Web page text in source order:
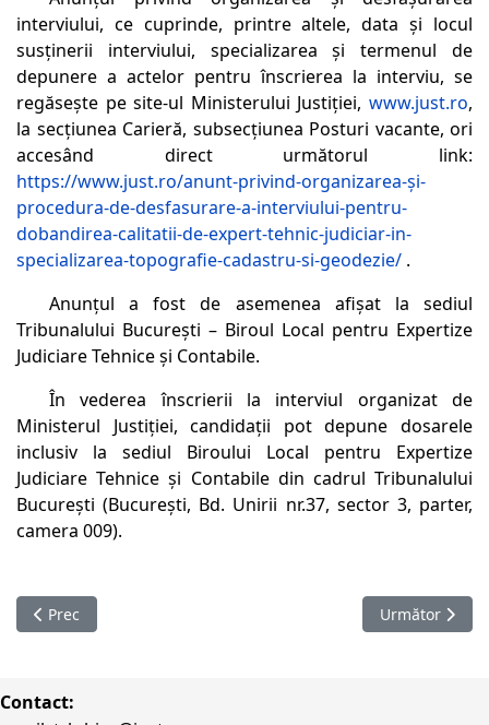
interviului, ce cuprinde, printre altele, data şi locul
susţinerii interviului, specializarea și termenul de
depunere a actelor pentru înscrierea la interviu, se
regăsește pe site-ul Ministerului Justiției, www.just.ro,
la secțiunea Carieră, subsecțiunea Posturi vacante, ori
accesând direct următorul link:
https://www.just.ro/anunt-privind-organizarea-şi-
procedura-de-desfasurare-a-interviului-pentru-
dobandirea-calitatii-de-expert-tehnic-judiciar-in-
specializarea-topografie-cadastru-si-geodezie/ .
Anunţul a fost de asemenea afişat la sediul
Tribunalului Bucureşti – Biroul Local pentru Expertize
Judiciare Tehnice şi Contabile.
În vederea înscrierii la interviul organizat de
Ministerul Justiţiei, candidaţii pot depune dosarele
inclusiv la sediul Biroului Local pentru Expertize
Judiciare Tehnice şi Contabile din cadrul Tribunalului
Bucureşti (Bucureşti, Bd. Unirii nr.37, sector 3, parter,
camera 009).
Articol precedent: ANUNȚ
Prec Articolul
Următor
Contact: